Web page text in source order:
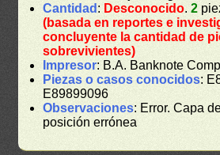
Cantidad : Desconocido.2
(basada en reportes e
concluyente la cantidad de
sobrevivientes)
Impresor: B.A. Banknote
Piezas o casos conocidos:
E89899096
Observaciones: Error. Capa
posición errónea